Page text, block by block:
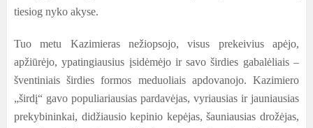
tiesiog nyko akyse.
Tuo metu Kazimieras nežiopsojo, visus prekeivius apėjo,
apžiūrėjo, ypatingiausius įsidėmėjo ir savo širdies gabalėliais –
šventiniais širdies formos meduoliais apdovanojo. Kazimiero
„širdį“ gavo populiariausias pardavėjas, vyriausias ir jauniausias
prekybininkai, didžiausio kepinio kepėjas, šauniausias drožėjas,